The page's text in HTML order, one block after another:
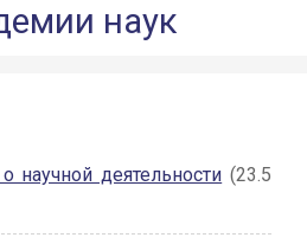
наук
научной деятельности (23.5